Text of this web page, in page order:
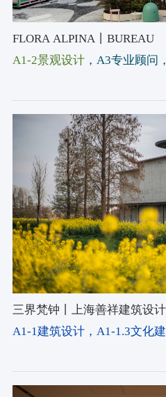
FLORA ALPINA丨BUREAU
A1-2景观设计，A3专业顾问
三界梵钟丨上海善祥建筑设
A1-1建筑设计，A1-1.3文化